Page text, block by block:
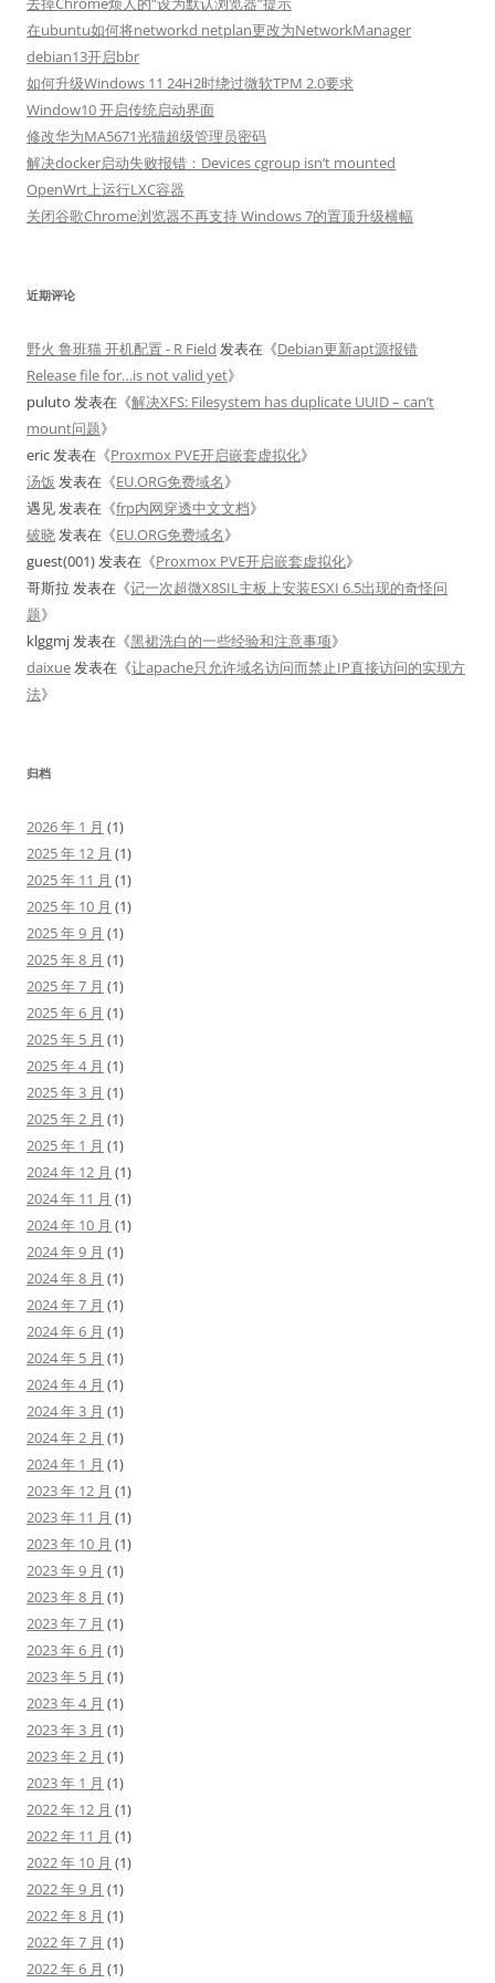
在ubuntu如何将networkd netplan更改为NetworkManager
debian13开启bbr
如何升级Windows 11 24H2时绕过微软TPM 2.0要求
Window10 开启传统启动界面
修改华为MA5671光猫超级管理员密码
解决docker启动失败报错：Devices cgroup isn’t mounted
OpenWrt上运行LXC容器
关闭谷歌Chrome浏览器不再支持 Windows 7的置顶升级横幅
近期评论
野火 鲁班猫 开机配置 - R Field 发表在《Debian更新apt源报错
Release file for…is not valid yet》
puluto 发表在《解决XFS: Filesystem has duplicate UUID – can’t
mount问题》
eric发表在《Proxmox PVE开启嵌套虚拟化》
汤饭 发表在《EU.ORG免费域名》
遇见发表在《frp内网穿透中文文档》
破晓发表在《EU.ORG免费域名》
guest(001)发表在《Proxmox PVE开启嵌套虚拟化》
哥斯拉 发表在《记一次超微X8SIL主板上安装ESXI 6.5出现的奇怪问
题》
klggmj发表在《黑裙洗白的一些经验和注意事项》
daixue发表在《让apache只允许域名访问而禁止IP直接访问的实现方
法》
归档
2026 年 1 月 (1)
2025 年 12 月 (1)
2025 年 11 月 (1)
2025 年 10 月 (1)
2025 年 9 月 (1)
2025 年 8 月 (1)
2025 年 7 月 (1)
2025 年 6 月 (1)
2025 年 5 月 (1)
2025 年 4 月 (1)
2025 年 3 月 (1)
2025 年 2 月 (1)
2025 年 1 月 (1)
2024 年 12 月 (1)
2024 年 11 月 (1)
2024 年 10 月 (1)
2024 年 9 月 (1)
2024 年 8 月 (1)
2024 年 7 月 (1)
2024 年 6 月 (1)
2024 年 5 月 (1)
2024 年 4 月 (1)
2024 年 3 月 (1)
2024 年 2 月 (1)
2024 年 1 月 (1)
2023 年 12 月 (1)
2023 年 11 月 (1)
2023 年 10 月 (1)
2023 年 9 月 (1)
2023 年 8 月 (1)
2023 年 7 月 (1)
2023 年 6 月 (1)
2023 年 5 月 (1)
2023 年 4 月 (1)
2023 年 3 月 (1)
2023 年 2 月 (1)
2023 年 1 月 (1)
2022 年 12 月 (1)
2022 年 11 月 (1)
2022 年 10 月 (1)
2022 年 9 月 (1)
2022 年 8 月 (1)
2022 年 7 月 (1)
2022 年 6 月 (1)